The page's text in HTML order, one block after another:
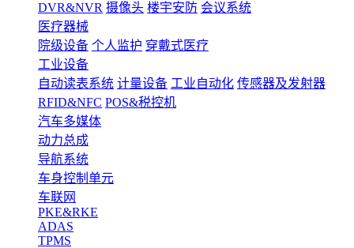
DVR&NVR 摄像头 楼宇安防 会议系统
医疗器械
院级设备 个人监护 穿戴式医疗
工业设备
自动读表系统 计量设备 工业自动化 传感器及发射器
RFID&NFC POS&税控机
汽车多媒体
动力总成
导航系统
车身控制单元
车联网
PKE&RKE
ADAS
TPMS